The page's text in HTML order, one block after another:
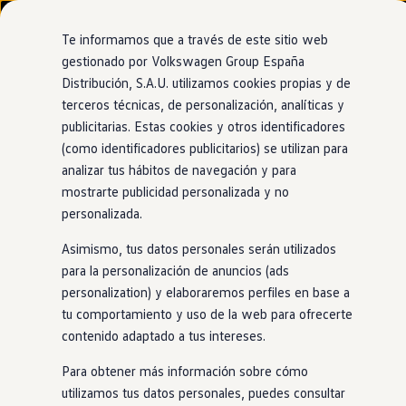
Ir
directamente
al contenido
Ir
directamente
al pie de
página
Nuevo ID. Cross
Vehículos Comerciales
Compra y ofertas
Volkswagen nuevo en stock
Volkswagen de ocasión
Financiación
My Renting
My Way
Seguros
Empresas
Autoescuelas
Eléctricos e híbridos
Más sobre híbridos
Plan Auto +
Etiquetas DGT
Simulador de autonomía, carga y ahorro
Carga y autonomía
Soluciones de carga
Tarifas de carga
Carga en casa
Modos de carga
Concesionario y taller oficial de Volkswagen
Motor Pacífico Alzira
Te informamos que a través de este sitio web
gestionado por Volkswagen Group España
Distribución, S.A.U. utilizamos cookies propias y de
terceros técnicas, de personalización, analíticas y
publicitarias. Estas cookies y otros identificadores
(como identificadores publicitarios) se utilizan para
analizar tus hábitos de navegación y para
mostrarte publicidad personalizada y no
personalizada.
Asimismo, tus datos personales serán utilizados
para la personalización de anuncios (ads
personalization) y elaboraremos perfiles en base a
tu comportamiento y uso de la web para ofrecerte
contenido adaptado a tus intereses.
Para obtener más información sobre cómo
utilizamos tus datos personales, puedes consultar